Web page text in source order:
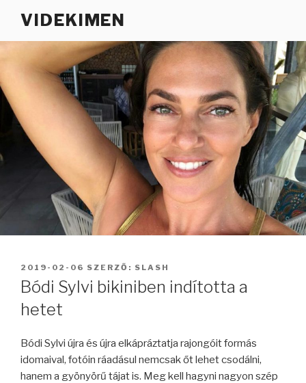
VIDEKIMEN
BEKÜLDVE:
2019-02-06 SZERZŐ: SLASH
Bódi Sylvi bikiniben indította a
hetet
Bódi Sylvi újra és újra elkápráztatja rajongóit formás
idomaival, fotóin ráadásul nemcsak őt lehet csodálni,
hanem a gyönyörű tájat is. Meg kell hagyni nagyon szép